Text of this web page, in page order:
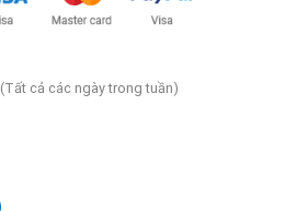
(Tất cả các ngày trong tuần)